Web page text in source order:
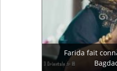
Farida fait